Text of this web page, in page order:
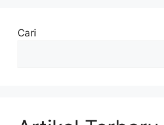
Cari